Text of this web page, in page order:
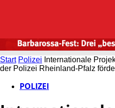
Start Polizei Internationale
der Polizei Rheinland-Pfalz
POLIZEI